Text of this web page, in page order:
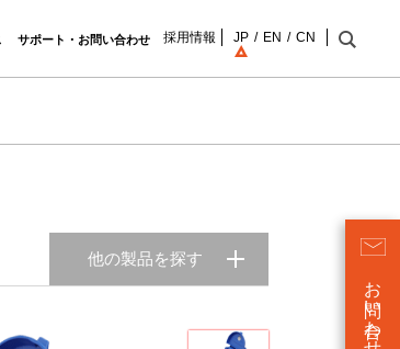
採用情報 JP EN CN
サポート・お問い合わせ
お問い合わせ
他の製品を探す